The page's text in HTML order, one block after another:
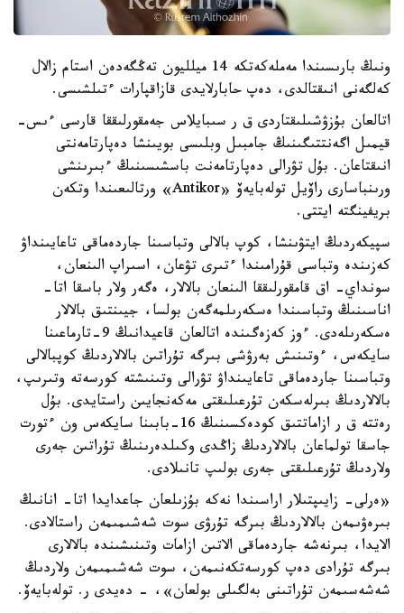
ونىڭ بارىسىندا مەملەكەتكە 14 ميلليون تەڭگەدەن استام زالال
كەلگەنى انىقتالدى، دەپ حابارلايدى قازاقپارات ءتىلشىسى.
اتالعان بۇزۋشىلىقتاردى ق ر سىبايلاس جەمقورلىققا قارسى ءىس-
قيمىل اگەنتتىگىنىڭ جامبىل وبلىسى بويىنشا دەپارتامەنتى
انىقتاعان. بۇل تۋرالى دەپارتامەنت باسشىسىنىڭ ءبىرىنشى
ورىنباسارى راۆيل تولەبايەۆ «Antikor» ورتالىعىندا وتكەن
بريفينگتە ايتتى.
سپيكەردىڭ ايتۋىنشا، كوپ بالالى وتباسىنا جاردەماقى تاعايىنداۋ
كەزىندە وتباسى قۇرامىندا ءتىرى تۋعان، اسىراپ الىنعان،
سونداي- اق قامقورلىققا الىنعان بالالار، ەگەر ولار باسقا اتا-
اناسىنىڭ وتباسىندا ەسكەرىلمەگەن بولسا، جيىنتىق بالالار
ەسكەرىلەدى. ءوز كەزەگىندە اتالعان قاعيدانىڭ 9-تارماعىنا
سايكەس، ءوتىنىش بەرۋشى بىرگە تۇراتىن بالالاردىڭ كوپبالالى
وتباسىنا جاردەماقى تاعايىنداۋ تۋرالى وتىنىشتە كورسەتە وتىرىپ،
بالالاردىڭ بىرلەسكەن تۇرعىلىقتى مەكەنجايىن راستايدى. بۇل
رەتتە ق ر ازاماتتىق كودەكسىنىڭ 16-بابىنا سايكەس ون ءتورت
جاسقا تولماعان بالالاردىڭ زاڭدى وكىلدەرىنىڭ تۇراتىن جەرى
ولاردىڭ تۇرعىلىقتى جەرى بولىپ تانىلادى.
«ەرلى- زايىپتىلار اراسىندا نەكە بۇزىلعان جاعدايدا اتا- انانىڭ
بىرەۋىمەن بالالاردىڭ بىرگە تۇرۋى سوت شەشىمىمەن راستالادى.
الايدا، بىرنەشە جاردەماقى الاتىن ازامات وتىنىشىندە بالالارى
بىرگە تۇرادى دەپ كورسەتكەنىمەن، سوت شەشىمىمەن ولاردىڭ
شەشەسىمەن تۇراتىنى بەلگىلى بولعان»، - دەيدى ر. تولەبايەۆ.